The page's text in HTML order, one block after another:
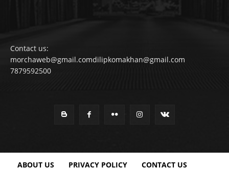
Contact us:
morchaweb@gmail.comdilipkomakhan@gmail.com
7879592500
ABOUT US PRIVACY POLICY CONTACT US